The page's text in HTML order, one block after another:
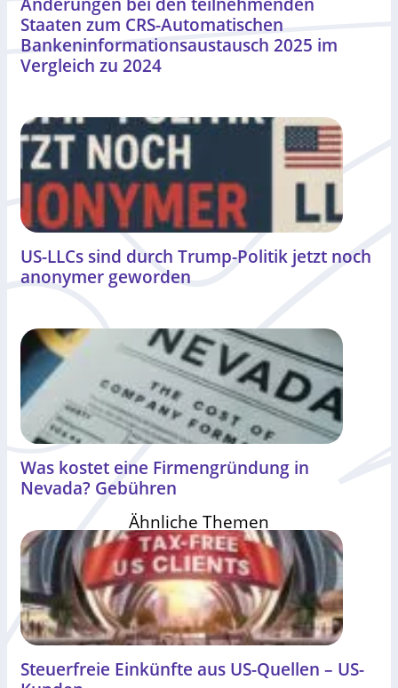
Staaten zum CRS-Automatischen
Bankeninformationsaustausch 2025 im
Vergleich zu 2024
US-LLCs sind durch Trump-Politik jetzt noch
anonymer geworden
Was kostet eine Firmengründung in
Nevada? Gebühren
Ähnliche Themen
Steuerfreie Einkünfte aus US-Quellen – US-